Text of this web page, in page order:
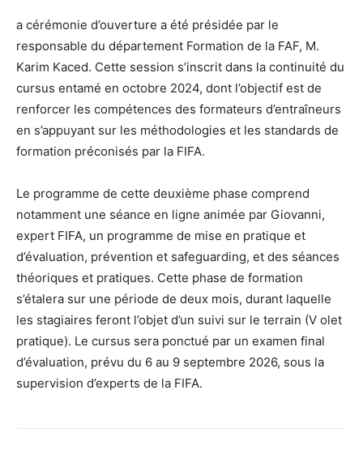
a cérémonie d’ouverture a été présidée par le
responsable du département Formation de la FAF, M.
Karim Kaced. Cette session s’inscrit dans la continuité du
cursus entamé en octobre 2024, dont l’objectif est de
renforcer les compétences des formateurs d’entraîneurs
en s’appuyant sur les méthodologies et les standards de
formation préconisés par la FIFA.
Le programme de cette deuxième phase comprend
notamment une séance en ligne animée par Giovanni,
expert FIFA, un programme de mise en pratique et
d’évaluation, prévention et safeguarding, et des séances
théoriques et pratiques. Cette phase de formation
s’étalera sur une période de deux mois, durant laquelle
les stagiaires feront l’objet d’un suivi sur le terrain (V olet
pratique). Le cursus sera ponctué par un examen final
d’évaluation, prévu du 6 au 9 septembre 2026, sous la
supervision d’experts de la FIFA.